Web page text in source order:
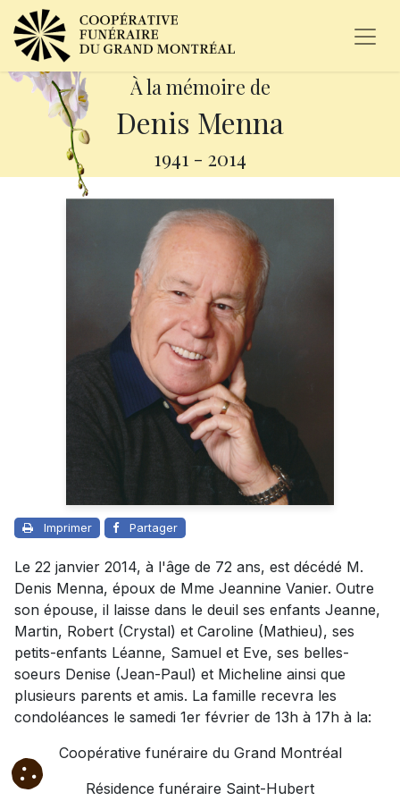
À la mémoire de
Denis Menna
1941 - 2014
Imprimer Partager
Le 22 janvier 2014, à l'âge de 72 ans, est décédé M.
Denis Menna, époux de Mme Jeannine Vanier. Outre
son épouse, il laisse dans le deuil ses enfants Jeanne,
Martin, Robert (Crystal) et Caroline (Mathieu), ses
petits-enfants Léanne, Samuel et Eve, ses belles-
soeurs Denise (Jean-Paul) et Micheline ainsi que
plusieurs parents et amis. La famille recevra les
condoléances le samedi 1er février de 13h à 17h à la:
Coopérative funéraire du Grand Montréal
Résidence funéraire Saint-Hubert